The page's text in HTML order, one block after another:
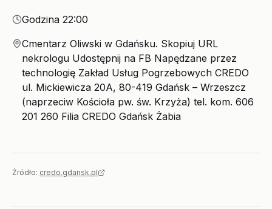
Godzina
Godzina 22:00
Miejsce
Cmentarz Oliwski w Gdańsku. Skopiuj URL
nekrologu Udostępnij na FB Napędzane przez
technologię Zakład Usług Pogrzebowych CREDO
ul. Mickiewicza 20A, 80-419 Gdańsk – Wrzeszcz
(naprzeciw Kościoła pw. św. Krzyża) tel. kom. 606
201 260 Filia CREDO Gdańsk Żabia
Źródło: credo.gdansk.pl